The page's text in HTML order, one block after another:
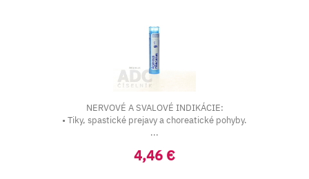
NERVOVÉ A SVALOVÉ INDIKÁCIE:
• Tiky, spastické prejavy a choreatické pohyby.
...
4,46 €